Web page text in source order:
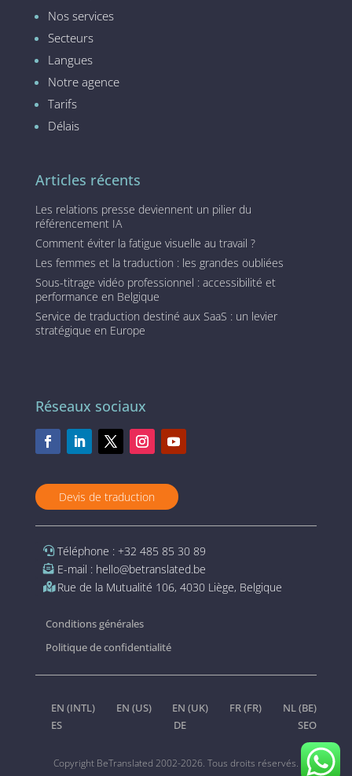
Nos services
Secteurs
Langues
Notre agence
Tarifs
Délais
Articles récents
Les relations presse deviennent un pilier du
référencement IA
Comment éviter la fatigue visuelle au travail ?
Les femmes et la traduction : les grandes oubliées
Sous-titrage vidéo professionnel : accessibilité et
performance en Belgique
Service de traduction destiné aux SaaS : un levier
stratégique en Europe
Réseaux sociaux
Devis de traduction
Téléphone : +32 485 85 30 89
E-mail : hello@betranslated.be
Rue de la Mutualité 106, 4030 Liège, Belgique
Conditions générales
Politique de confidentialité
EN (INTL) EN (US) EN (UK) FR (FR)
NL (BE)
ES
DE SEO
Copyright BeTranslated 2002-2026. Tous droits réservés.